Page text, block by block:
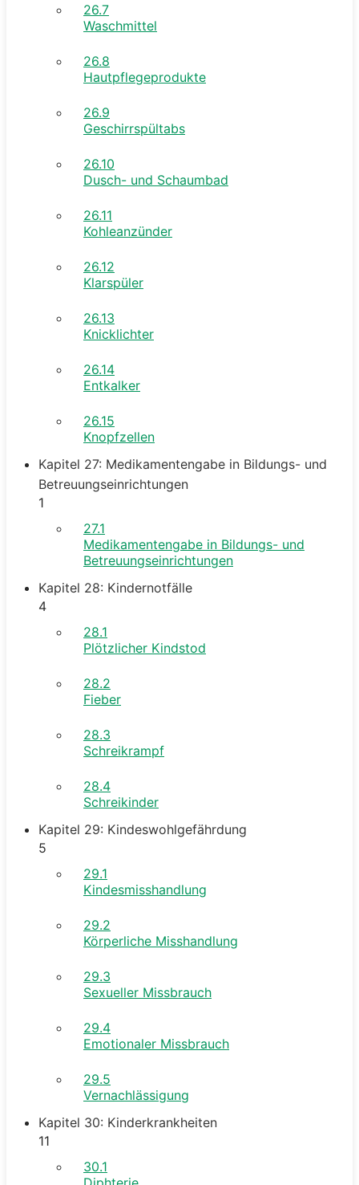
26.7
Waschmittel
26.8
Hautpflegeprodukte
26.9
Geschirrspültabs
26.10
Dusch- und Schaumbad
26.11
Kohleanzünder
26.12
Klarspüler
26.13
Knicklichter
26.14
Entkalker
26.15
Knopfzellen
Kapitel 27: Medikamentengabe in Bildungs- und
Betreuungseinrichtungen
1
27.1
Medikamentengabe in Bildungs- und
Betreuungseinrichtungen
Kapitel 28: Kindernotfälle
4
28.1
Plötzlicher Kindstod
28.2
Fieber
28.3
Schreikrampf
28.4
Schreikinder
Kapitel 29: Kindeswohlgefährdung
5
29.1
Kindesmisshandlung
29.2
Körperliche Misshandlung
29.3
Sexueller Missbrauch
29.4
Emotionaler Missbrauch
29.5
Vernachlässigung
Kapitel 30: Kinderkrankheiten
11
30.1